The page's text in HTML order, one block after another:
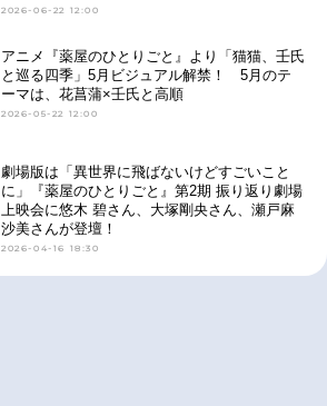
2026-06-22 12:00
アニメ『薬屋のひとりごと』より「猫猫、壬氏
と巡る四季」5月ビジュアル解禁！ 5月のテ
ーマは、花菖蒲×壬氏と高順
2026-05-22 12:00
劇場版は「異世界に飛ばないけどすごいこと
に」『薬屋のひとりごと』第2期 振り返り劇場
上映会に悠木 碧さん、大塚剛央さん、瀬戸麻
沙美さんが登壇！
2026-04-16 18:30